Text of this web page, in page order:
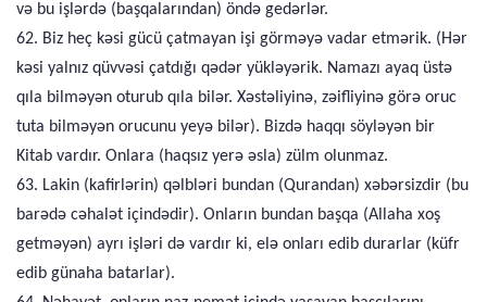
və bu işlərdə (başqalarından) öndə gedərlər.
62. Biz heç kəsi gücü çatmayan işi görməyə vadar etmərik. (Hər
kəsi yalnız qüvvəsi çatdığı qədər yükləyərik. Namazı ayaq üstə
qıla bilməyən oturub qıla bilər. Xəstəliyinə, zəifliyinə görə oruc
tuta bilməyən orucunu yeyə bilər). Bizdə haqqı söyləyən bir
Kitab vardır. Onlara (haqsız yerə əsla) zülm olunmaz.
63. Lakin (kafirlərin) qəlbləri bundan (Qurandan) xəbərsizdir (bu
barədə cəhalət içindədir). Onların bundan başqa (Allaha xoş
getməyən) ayrı işləri də vardır ki, elə onları edib durarlar (küfr
edib günaha batarlar).